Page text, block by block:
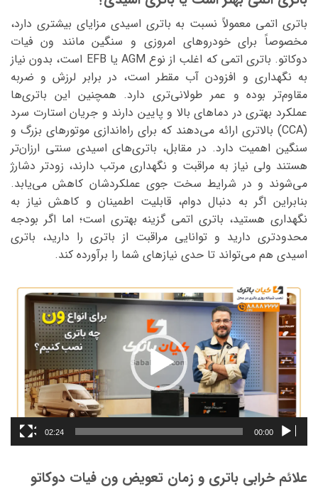
باتری اتمی معمولاً نسبت به باتری اسیدی مزایای بیشتری دارد،
مخصوصاً برای خودروهای امروزی و سنگین مانند ون فیات
دوکاتو. باتری اتمی که اغلب از نوع AGM یا EFB است، بدون نیاز
به نگهداری و افزودن آب مقطر است، در برابر لرزش و ضربه
مقاوم‌تر بوده و عمر طولانی‌تری دارد. همچنین این باتری‌ها
عملکرد بهتری در دماهای بالا و پایین دارند و جریان استارت سرد
(CCA) بالاتری ارائه می‌دهند که برای راه‌اندازی موتورهای بزرگ و
سنگین اهمیت دارد. در مقابل، باتری‌های اسیدی سنتی ارزان‌تر
هستند ولی نیاز به مراقبت و نگهداری مرتب دارند، زودتر دشارژ
می‌شوند و در شرایط سخت جوی عملکردشان کاهش می‌یابد.
بنابراین اگر به دنبال دوام، قابلیت اطمینان و کاهش نیاز به
نگهداری هستید، باتری اتمی گزینه بهتری است؛ اما اگر بودجه
محدودتری دارید و توانایی مراقبت از باتری را دارید، باتری
اسیدی هم می‌تواند تا حدی نیازهای شما را برآورده کند.
نمایشگر
ویدیو
00:00
02:24
علائم خرابی باتری و زمان تعویض ون فیات دوکاتو